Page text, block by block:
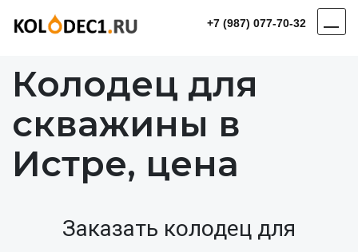
+7 (987) 077-70-32
Колодец для
скважины в
Истре, цена
Заказать колодец для